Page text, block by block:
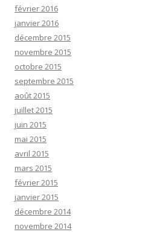
février 2016
janvier 2016
décembre 2015
novembre 2015
octobre 2015
septembre 2015
août 2015
juillet 2015
juin 2015
mai 2015
avril 2015
mars 2015
février 2015
janvier 2015
décembre 2014
novembre 2014